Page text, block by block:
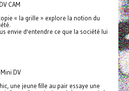
CAM
« la grille » explore la notion du
envie d'entendre ce que la société lui
DV
une jeune fille au pair essaye une